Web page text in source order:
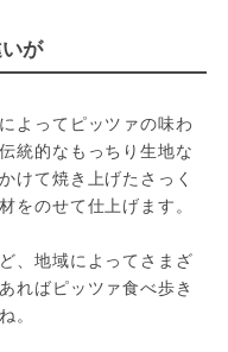
が
よってピッツァの味わ
統的なもっちり生地な
けて焼き上げたさっく
をのせて仕上げます。
、地域によってさまざ
ればピッツァ食べ歩き
。